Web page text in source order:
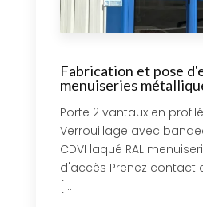
Fabrication et pose
menuiseries
Porte 2 vantaux en
Verrouillage avec
CDVI laqué RAL
d'accès Prenez contact
[...